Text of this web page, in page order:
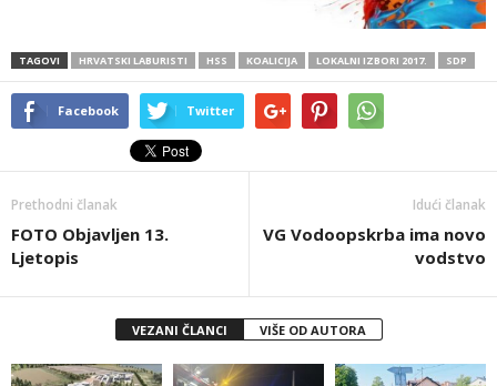
TAGOVI HRVATSKI LABURISTI HSS KOALICIJA LOKALNI IZBORI 2017. SDP
Facebook Twitter
Prethodni članak
FOTO Objavljen 13.
Ljetopis
Idući članak
VG Vodoopskrba ima novo
vodstvo
VEZANI ČLANCI VIŠE OD AUTORA